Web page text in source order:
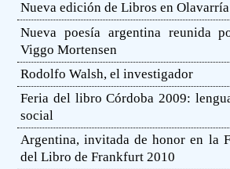
Nueva edición de Libros en Olavarría
Nueva poesía argentina reunida
Viggo Mortensen
Rodolfo Walsh, el investigador
Feria del libro Córdoba 2009:
social
Argentina, invitada de honor en la
del Libro de Frankfurt 2010